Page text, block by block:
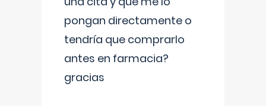
pongan directamente o
tendría que comprarlo
antes en farmacia?
gracias